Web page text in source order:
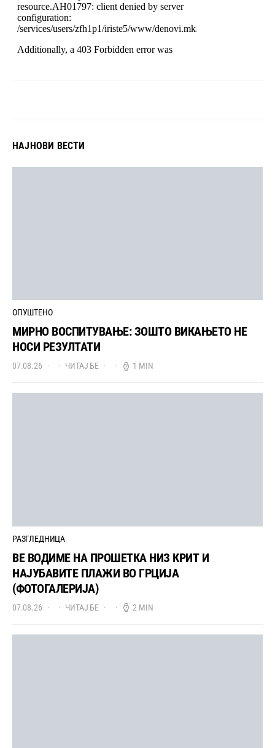
НАЈНОВИ ВЕСТИ
ОПУШТЕНО
МИРНО ВОСПИТУВАЊЕ: ЗОШТО ВИКАЊЕТО НЕ
НОСИ РЕЗУЛТАТИ
07.08.26 ЧИТАЈ БЕ 1 MIN
РАЗГЛЕДНИЦА
ВЕ ВОДИМЕ НА ПРОШЕТКА НИЗ КРИТ И
НАЈУБАВИТЕ ПЛАЖИ ВО ГРЦИЈА
(ФОТОГАЛЕРИЈА)
07.08.26 ЧИТАЈ БЕ 2 MIN